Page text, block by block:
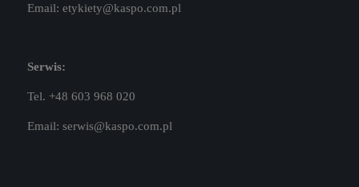
Email: etykiety@kaspo.com.pl
Serwis:
Tel. +48 603 968 020
Email: serwis@kaspo.com.pl